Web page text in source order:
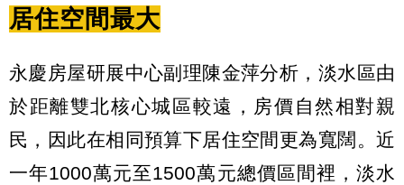
居住空間最大
永慶房屋研展中心副理陳金萍分析，淡水區由
於距離雙北核心城區較遠，房價自然相對親
民，因此在相同預算下居住空間更為寬闊。近
一年1000萬元至1500萬元總價區間裡，淡水